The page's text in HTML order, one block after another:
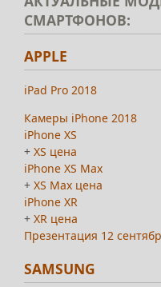
СМАРТФОНОВ:
APPLE
iPad Pro 2018
Камеры iPhone 2018
iPhone XS
+ XS цена
iPhone XS Max
+ XS Max цена
iPhone XR
+ XR цена
Презентация 12
SAMSUNG